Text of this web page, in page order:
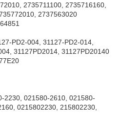
2735711100, 2735716160,
2737563020
PD2-004, 31127-PD2-014,
31127PD2014, 31127PD20140
2230, 021580-2610, 021580-
0215802230, 215802230,